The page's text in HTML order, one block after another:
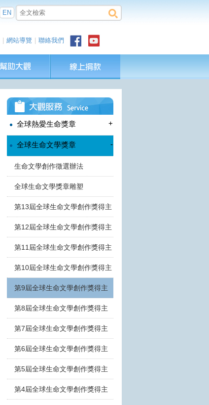
EN
網站導覽 聯絡我們
全球熱愛生命獎章 +
全球生命文學獎章 -
生命文學創作徵選辦法
全球生命文學獎章雕塑
第13屆全球生命文學創作獎得主
第12屆全球生命文學創作獎得主
第11屆全球生命文學創作獎得主
第10屆全球生命文學創作獎得主
第9屆全球生命文學創作獎得主
第8屆全球生命文學創作獎得主
第7屆全球生命文學創作獎得主
第6屆全球生命文學創作獎得主
第5屆全球生命文學創作獎得主
第4屆全球生命文學創作獎得主